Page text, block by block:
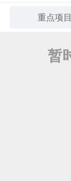
重点项目
暂